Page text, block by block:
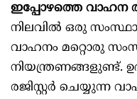
ഇപ്പോഴത്തെ വാഹന
നിലവിൽ ഒരു
വാഹനം മറ്റൊരു
നിയന്ത്രണങ്ങളുണ്ട്.
രജിസ്റ്റർ ചെയ്യുന്ന